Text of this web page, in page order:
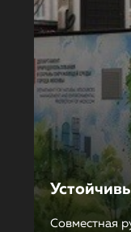
Совместная